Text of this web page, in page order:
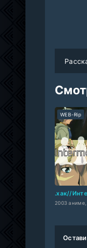
2003 аниме,
WEB-Rip